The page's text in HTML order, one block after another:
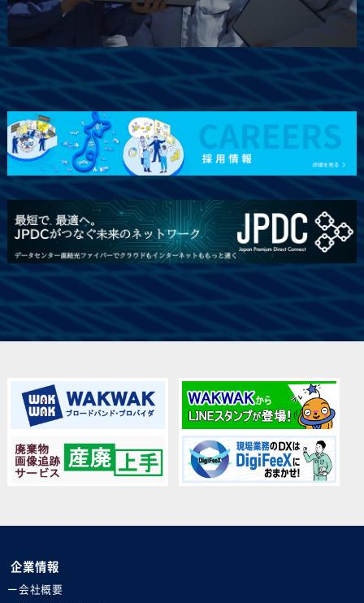
企業情報
会社概要